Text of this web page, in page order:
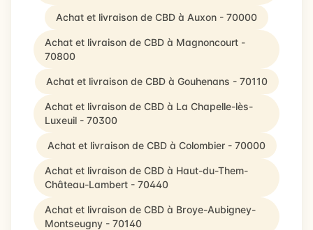
Achat et livraison de CBD à Auxon - 70000
Achat et livraison de CBD à Magnoncourt -
70800
Achat et livraison de CBD à Gouhenans - 70110
Achat et livraison de CBD à La Chapelle-lès-
Luxeuil - 70300
Achat et livraison de CBD à Colombier - 70000
Achat et livraison de CBD à Haut-du-Them-
Château-Lambert - 70440
Achat et livraison de CBD à Broye-Aubigney-
Montseugny - 70140